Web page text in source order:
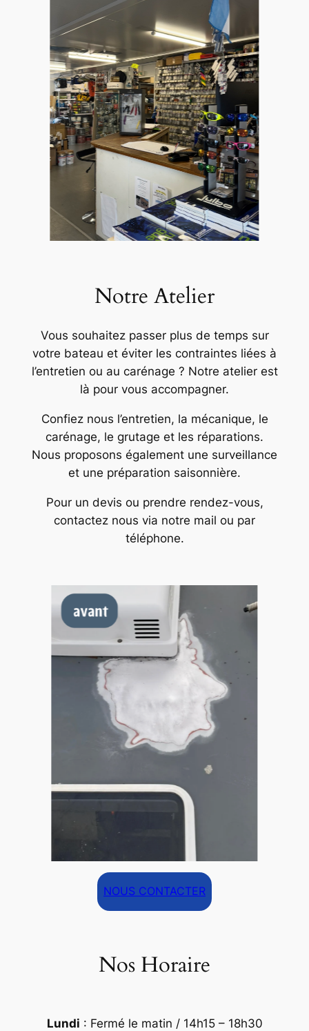
Notre Atelier
Vous souhaitez passer plus de temps sur
votre bateau et éviter les contraintes liées à
l’entretien ou au carénage ? Notre atelier est
là pour vous accompagner.
Confiez nous l’entretien, la mécanique, le
carénage, le grutage et les réparations.
Nous proposons également une surveillance
et une préparation saisonnière.
Pour un devis ou prendre rendez-vous,
contactez nous via notre mail ou par
téléphone.
NOUS CONTACTER
Nos Horaire
Lundi : Fermé le matin / 14h15 – 18h30